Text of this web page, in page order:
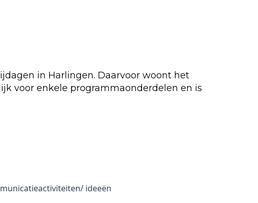
in Harlingen. Daarvoor woont het
voor enkele programmaonderdelen en is
ideeën